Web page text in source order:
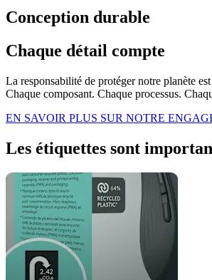
Conception durable
Chaque détail compte
La responsabilité de protéger notre planète
Chaque composant. Chaque processus.
EN SAVOIR PLUS SUR NOTRE
Les étiquettes sont